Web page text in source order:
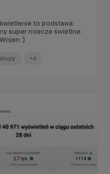
to podstawa.
super miecze świetlne.
:)
+4